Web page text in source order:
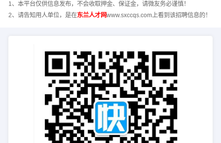
1、本平台仅供信息发布，不会收取押金、保证金，请微友务必谨慎！
2、请告知用人单位，是在东兰人才网www.sxccqs.com上看到该招聘信息的！